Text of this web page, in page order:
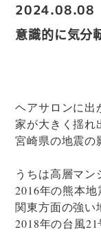
2024.08.08
意識的に気分
ヘアサロンに出
家が大きく揺れ
宮崎県の地震の
うちは高層マ
2016年の熊本
関東方面の強い
2018年の台風